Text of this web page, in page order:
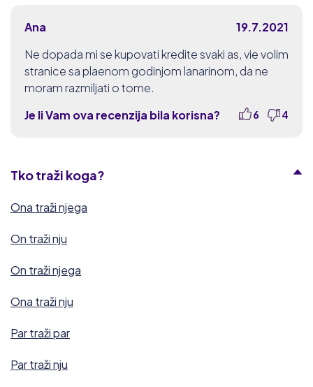
Ana
19.7.2021
Ne dopada mi se kupovati kredite svaki as, vie volim
stranice sa plaenom godinjom lanarinom, da ne
moram razmiljati o tome.
Je li Vam ova recenzija bila korisna?
6 4
Tko traži koga?
Ona traži njega
On traži nju
On traži njega
Ona traži nju
Par traži par
Par traži nju